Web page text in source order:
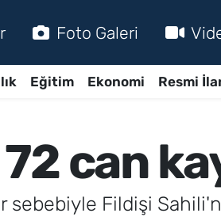
Foto Galeri
Eğitim Ekonomi Resmi
can
sebebiyle Fildişi